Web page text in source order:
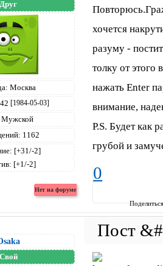
Друг
Москва
42 [1984-05-03]
Мужской
1162
[+31/-2]
[+1/-2]
хочется
разуму -
толку от этого
нажать Enter
внимание,
P.S. Будет как
грубой и
0
Свой